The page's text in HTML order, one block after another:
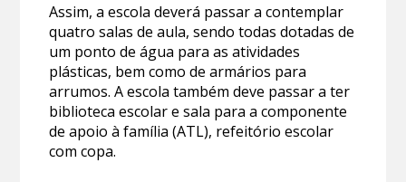
Assim, a escola deverá passar a contemplar
quatro salas de aula, sendo todas dotadas de
um ponto de água para as atividades
plásticas, bem como de armários para
arrumos. A escola também deve passar a ter
biblioteca escolar e sala para a componente
de apoio à família (ATL), refeitório escolar
com copa.